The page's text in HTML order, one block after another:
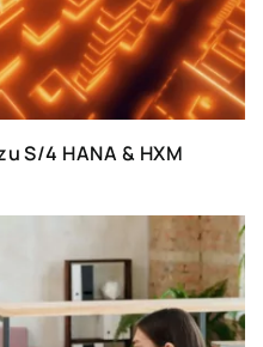
S/4 HANA & HXM